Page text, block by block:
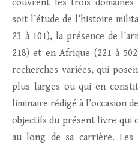
couvrent les trois
soit l’étude de l’histoire
23 à 101), la présence de
218) et en Afrique (221 à
recherches variées, qui
plus larges ou qui en
liminaire rédigé à l’occasion
objectifs du présent livre qui
au long de sa carrière. Les